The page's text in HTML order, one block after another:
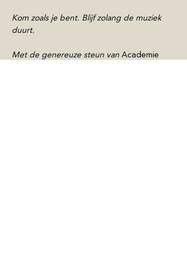
Kom zoals je bent. Blijf zolang de muziek
duurt.
Met de genereuze steun van Academie